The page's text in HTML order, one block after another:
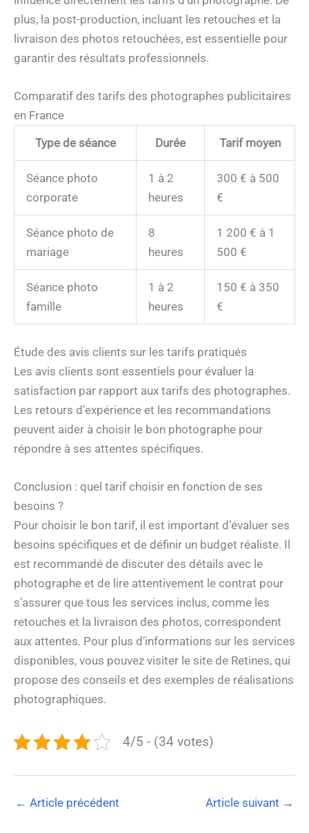
plus, la post-production, incluant les retouches et la
livraison des photos retouchées, est essentielle pour
garantir des résultats professionnels.
Comparatif des tarifs des photographes publicitaires
en France
Type de séance
Durée Tarif moyen
Séance photo
corporate
1 à 2
heures
300 € à 500
€
Séance photo de
mariage
8
heures
1 200 € à 1
500 €
Séance photo
famille
1 à 2
heures
150 € à 350
€
Étude des avis clients sur les tarifs pratiqués
Les avis clients sont essentiels pour évaluer la
satisfaction par rapport aux tarifs des photographes.
Les retours d’expérience et les recommandations
peuvent aider à choisir le bon photographe pour
répondre à ses attentes spécifiques.
Conclusion : quel tarif choisir en fonction de ses
besoins ?
Pour choisir le bon tarif, il est important d’évaluer ses
besoins spécifiques et de définir un budget réaliste. Il
est recommandé de discuter des détails avec le
photographe et de lire attentivement le contrat pour
s’assurer que tous les services inclus, comme les
retouches et la livraison des photos, correspondent
aux attentes. Pour plus d’informations sur les services
disponibles, vous pouvez visiter le site de Retines, qui
propose des conseils et des exemples de réalisations
photographiques.
4/5 - (34 votes)
← Article précédent Article suivant →